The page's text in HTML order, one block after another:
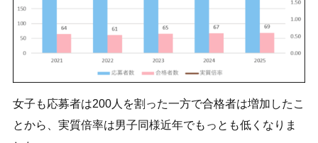
女子も応募者は200人を割った一方で合格者は増加したこ
とから、実質倍率は男子同様近年でもっとも低くなりま